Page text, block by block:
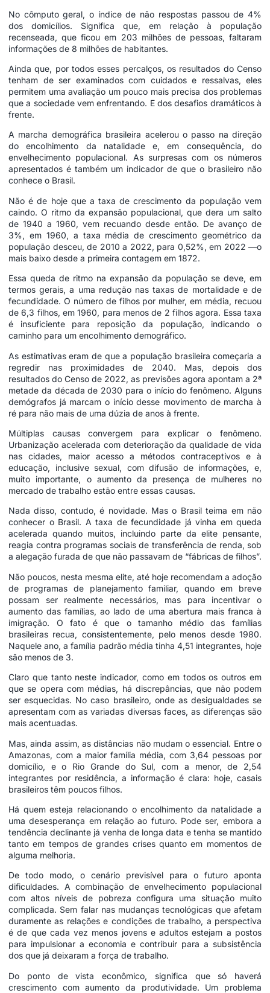
No cômputo geral, o índice de não respostas passou de 4%
dos domicílios. Significa que, em relação à população
recenseada, que ficou em 203 milhões de pessoas, faltaram
informações de 8 milhões de habitantes.
Ainda que, por todos esses percalços, os resultados do Censo
tenham de ser examinados com cuidados e ressalvas, eles
permitem uma avaliação um pouco mais precisa dos problemas
que a sociedade vem enfrentando. E dos desafios dramáticos à
frente.
A marcha demográfica brasileira acelerou o passo na direção
do encolhimento da natalidade e, em consequência, do
envelhecimento populacional. As surpresas com os números
apresentados é também um indicador de que o brasileiro não
conhece o Brasil.
Não é de hoje que a taxa de crescimento da população vem
caindo. O ritmo da expansão populacional, que dera um salto
de 1940 a 1960, vem recuando desde então. De avanço de
3%, em 1960, a taxa média de crescimento geométrico da
população desceu, de 2010 a 2022, para 0,52%, em 2022 —o
mais baixo desde a primeira contagem em 1872.
Essa queda de ritmo na expansão da população se deve, em
termos gerais, a uma redução nas taxas de mortalidade e de
fecundidade. O número de filhos por mulher, em média, recuou
de 6,3 filhos, em 1960, para menos de 2 filhos agora. Essa taxa
é insuficiente para reposição da população, indicando o
caminho para um encolhimento demográfico.
As estimativas eram de que a população brasileira começaria a
regredir nas proximidades de 2040. Mas, depois dos
resultados do Censo de 2022, as previsões agora apontam a 2ª
metade da década de 2030 para o início do fenômeno. Alguns
demógrafos já marcam o início desse movimento de marcha à
ré para não mais de uma dúzia de anos à frente.
Múltiplas causas convergem para explicar o fenômeno.
Urbanização acelerada com deterioração da qualidade de vida
nas cidades, maior acesso a métodos contraceptivos e à
educação, inclusive sexual, com difusão de informações, e,
muito importante, o aumento da presença de mulheres no
mercado de trabalho estão entre essas causas.
Nada disso, contudo, é novidade. Mas o Brasil teima em não
conhecer o Brasil. A taxa de fecundidade já vinha em queda
acelerada quando muitos, incluindo parte da elite pensante,
reagia contra programas sociais de transferência de renda, sob
a alegação furada de que não passavam de “fábricas de filhos”.
Não poucos, nesta mesma elite, até hoje recomendam a adoção
de programas de planejamento familiar, quando em breve
possam ser realmente necessários, mas para incentivar o
aumento das famílias, ao lado de uma abertura mais franca à
imigração. O fato é que o tamanho médio das famílias
brasileiras recua, consistentemente, pelo menos desde 1980.
Naquele ano, a família padrão média tinha 4,51 integrantes, hoje
são menos de 3.
Claro que tanto neste indicador, como em todos os outros em
que se opera com médias, há discrepâncias, que não podem
ser esquecidas. No caso brasileiro, onde as desigualdades se
apresentam com as variadas diversas faces, as diferenças são
mais acentuadas.
Mas, ainda assim, as distâncias não mudam o essencial. Entre o
Amazonas, com a maior família média, com 3,64 pessoas por
domicílio, e o Rio Grande do Sul, com a menor, de 2,54
integrantes por residência, a informação é clara: hoje, casais
brasileiros têm poucos filhos.
Há quem esteja relacionando o encolhimento da natalidade a
uma desesperança em relação ao futuro. Pode ser, embora a
tendência declinante já venha de longa data e tenha se mantido
tanto em tempos de grandes crises quanto em momentos de
alguma melhoria.
De todo modo, o cenário previsível para o futuro aponta
dificuldades. A combinação de envelhecimento populacional
com altos níveis de pobreza configura uma situação muito
complicada. Sem falar nas mudanças tecnológicas que afetam
duramente as relações e condições de trabalho, a perspectiva
é de que cada vez menos jovens e adultos estejam a postos
para impulsionar a economia e contribuir para a subsistência
dos que já deixaram a força de trabalho.
Do ponto de vista econômico, significa que só haverá
crescimento com aumento da produtividade. Um problema